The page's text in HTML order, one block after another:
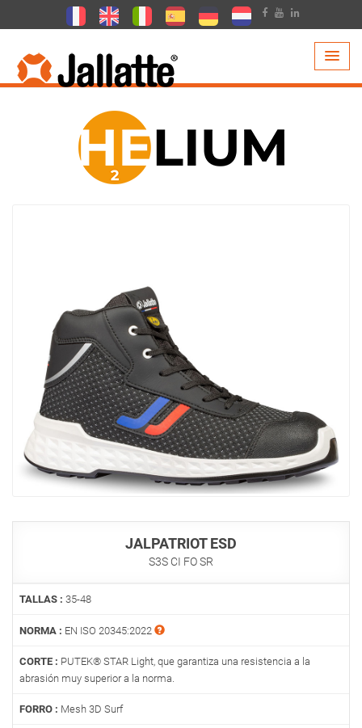
PRODUCTOS >COLECCIONES >
JALPATRIOT ESD
S3S CI FO SR
TALLAS : 35-48
NORMA : EN ISO 20345:2022
CORTE : PUTEK® STAR Light, que garantiza una resistencia a la
abrasión muy superior a la norma.
FORRO : Mesh 3D Surf